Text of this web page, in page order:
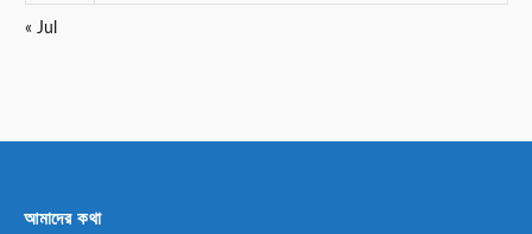
« Jul
আমাদের কথা